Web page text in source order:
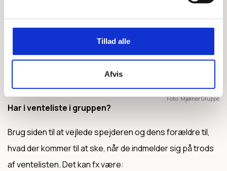
Tillad alle
Afvis
Foto Mjølner Gruppe
Har i venteliste i gruppen?
Brug siden til at vejlede spejderen og dens forældre til,
hvad der kommer til at ske, når de indmelder sig på trods
af ventelisten. Det kan fx være: